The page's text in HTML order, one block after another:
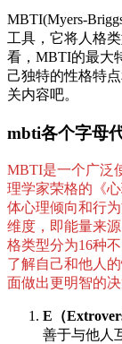
MBTI(Myers-
工具，它将人格
看，MBTI的最大
己独特的性格特
关内容吧。
mbti各个字母
MBTI是一个广泛
理学家荣格的《
体心理倾向和行
维度，即能量来
格类型分为16种
了解自己和他人
面做出更明智的决
E（
善于与他人